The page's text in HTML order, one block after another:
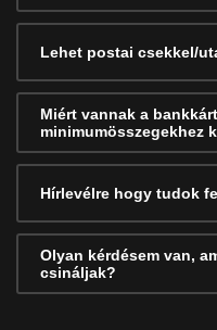
Lehet postai csekkel/
Miért vannak a
minimumösszegekhez
Hírlevélre hogy tudok
Olyan kérdésem van,
csináljak?